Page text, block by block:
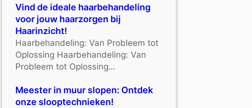
Vind de ideale haarbehandeling
voor jouw haarzorgen bij
Haarinzicht!
Haarbehandeling: Van Probleem tot
Oplossing Haarbehandeling: Van
Probleem tot Oplossing…
Meester in muur slopen: Ontdek
onze slooptechnieken!